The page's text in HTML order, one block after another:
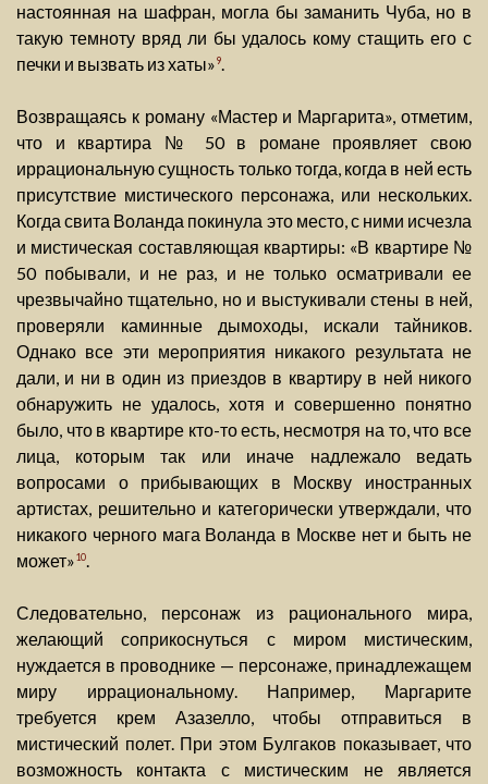
настоянная на шафран, могла бы заманить Чуба, но в
такую темноту вряд ли бы удалось кому стащить его с
печки и вызвать из хаты»9.
Возвращаясь к роману «Мастер и Маргарита», отметим,
что и квартира № 50 в романе проявляет свою
иррациональную сущность только тогда, когда в ней есть
присутствие мистического персонажа, или нескольких.
Когда свита Воланда покинула это место, с ними исчезла
и мистическая составляющая квартиры: «В квартире №
50 побывали, и не раз, и не только осматривали ее
чрезвычайно тщательно, но и выстукивали стены в ней,
проверяли каминные дымоходы, искали тайников.
Однако все эти мероприятия никакого результата не
дали, и ни в один из приездов в квартиру в ней никого
обнаружить не удалось, хотя и совершенно понятно
было, что в квартире кто-то есть, несмотря на то, что все
лица, которым так или иначе надлежало ведать
вопросами о прибывающих в Москву иностранных
артистах, решительно и категорически утверждали, что
никакого черного мага Воланда в Москве нет и быть не
может»10.
Следовательно, персонаж из рационального мира,
желающий соприкоснуться с миром мистическим,
нуждается в проводнике — персонаже, принадлежащем
миру иррациональному. Например, Маргарите
требуется крем Азазелло, чтобы отправиться в
мистический полет. При этом Булгаков показывает, что
возможность контакта с мистическим не является